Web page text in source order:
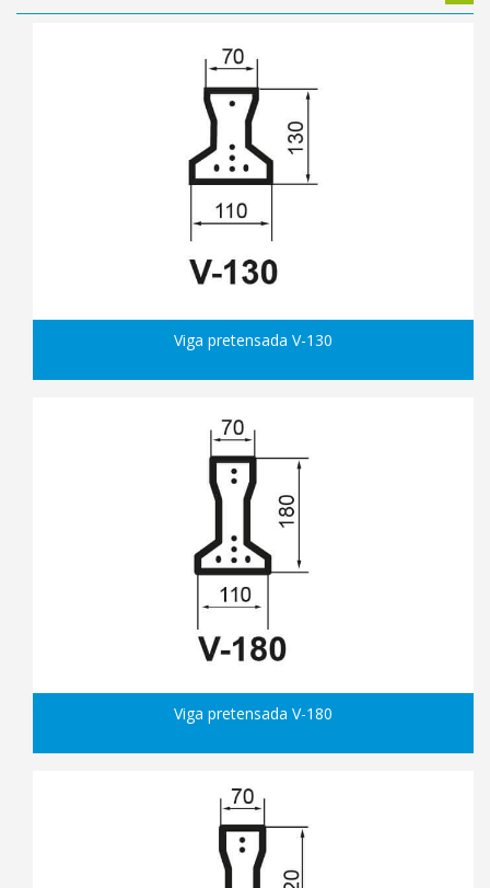
Viga pretensada V-130
Viga pretensada V-180